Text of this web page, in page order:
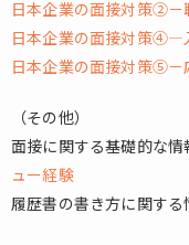
日本企業の面接対策②－
日本企業の面接対策④―
日本企業の面接対策⑤－
（その他）
面接に関する基礎的な情
ュー経験
履歴書の書き方に関する